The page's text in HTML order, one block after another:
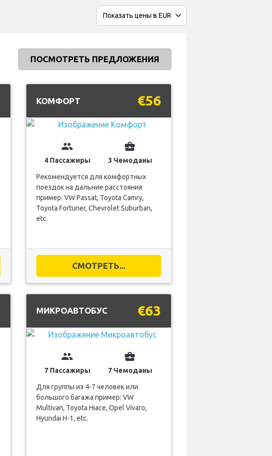
ПОСМОТРЕТЬ ПРЕДЛОЖЕНИЯ
КОМФОРТ €56
group
4 Пассажиры
business_center
3 Чемоданы
Рекомендуется для комфортных
поездок на дальние расстояния
пример: VW Passat, Toyota Camry,
Toyota Fortuner, Chevrolet Suburban,
etc.
СМОТРЕТЬ...
МИКРОАВТОБУС €63
group
7 Пассажиры
business_center
7 Чемоданы
Для группы из 4-7 человек или
большого багажа пример: VW
Multivan, Toyota Hiace, Opel Vivaro,
Hyundai H-1, etc.